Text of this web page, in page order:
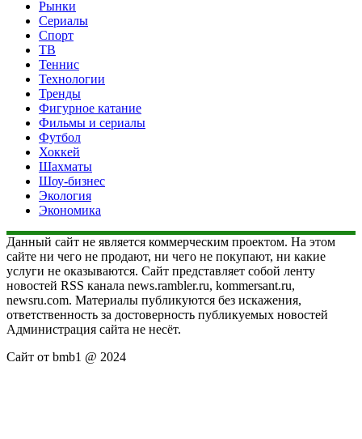
Рынки
Сериалы
Спорт
ТВ
Теннис
Технологии
Тренды
Фигурное катание
Фильмы и сериалы
Футбол
Хоккей
Шахматы
Шоу-бизнес
Экология
Экономика
Данный сайт не является коммерческим проектом. На этом
сайте ни чего не продают, ни чего не покупают, ни какие
услуги не оказываются. Сайт представляет собой ленту
новостей RSS канала news.rambler.ru, kommersant.ru,
newsru.com. Материалы публикуются без искажения,
ответственность за достоверность публикуемых новостей
Администрация сайта не несёт.
Сайт от bmb1 @ 2024